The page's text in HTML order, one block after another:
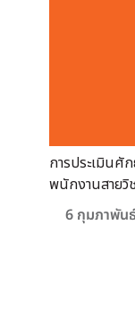
การประเมินศั
พนักงานสายวิ
6 กุมภาพัน